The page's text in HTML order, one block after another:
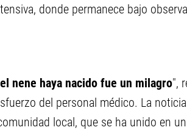
donde permanece bajo
nene haya nacido fue un milagro",
del personal médico. La
local, que se ha unido en